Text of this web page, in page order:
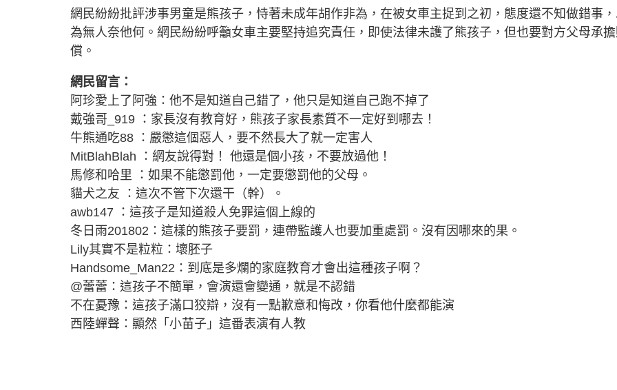
網民紛紛批評涉事男童是熊孩子，恃著未成年胡作非為，在被女車主捉到之初，態度還不知做錯事
為無人奈他何。網民紛紛呼籲女車主要堅持追究責任，即使法律未護了熊孩子，但也要對方父母承
償。
網民留言：
阿珍愛上了阿強：他不是知道自己錯了，他只是知道自己跑不掉了
戴強哥_919 ：家長沒有教育好，熊孩子家長素質不一定好到哪去！
牛熊通吃88 ：嚴懲這個惡人，要不然長大了就一定害人
MitBlahBlah ：網友說得對！ 他還是個小孩，不要放過他！
馬修和哈里 ：如果不能懲罰他，一定要懲罰他的父母。
貓犬之友 ：這次不管下次還干（幹）。
awb147 ：這孩子是知道殺人免罪這個上線的
冬日雨201802：這樣的熊孩子要罰，連帶監護人也要加重處罰。沒有因哪來的果。
Lily其實不是粒粒：壞胚子
Handsome_Man22：到底是多爛的家庭教育才會出這種孩子啊？
@蕾蕾：這孩子不簡單，會演還會變通，就是不認錯
不在憂豫：這孩子滿口狡辯，沒有一點歉意和悔改，你看他什麼都能演
西陸蟬聲：顯然「小苗子」這番表演有人教